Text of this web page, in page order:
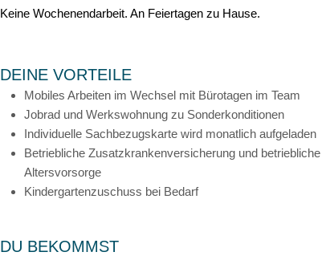
Keine Wochenendarbeit. An Feiertagen zu Hause.
DEINE VORTEILE
Mobiles Arbeiten im Wechsel mit Bürotagen im Team
Jobrad und Werkswohnung zu Sonderkonditionen
Individuelle Sachbezugskarte wird monatlich aufgeladen
Betriebliche Zusatzkrankenversicherung und betriebliche
Altersvorsorge
Kindergartenzuschuss bei Bedarf
DU BEKOMMST